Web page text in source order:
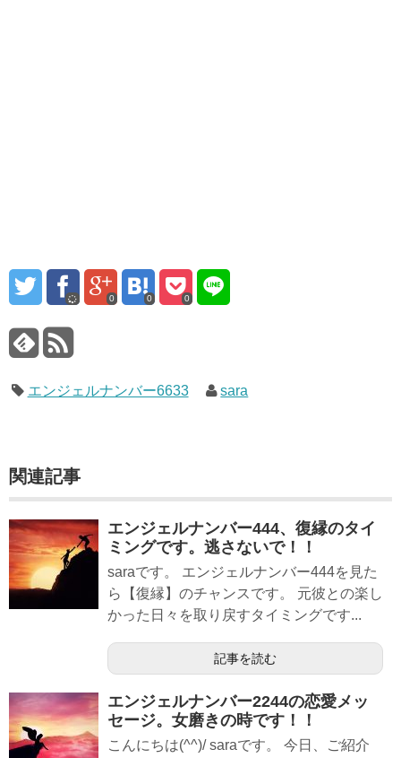
0 0 0
エンジェルナンバー6633 sara
関連記事
エンジェルナンバー444、復縁のタイ
ミングです。逃さないで！！
saraです。 エンジェルナンバー444を見た
ら【復縁】のチャンスです。 元彼との楽し
かった日々を取り戻すタイミングです...
記事を読む
エンジェルナンバー2244の恋愛メッ
セージ。女磨きの時です！！
こんにちは(^^)/ saraです。 今日、ご紹介